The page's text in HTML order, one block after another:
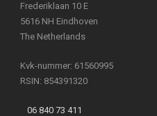
Frederiklaan 10 E
5616 NH Eindhoven
The Netherlands
Kvk-nummer: 61560995
RSIN: 854391320
06 840 73 411